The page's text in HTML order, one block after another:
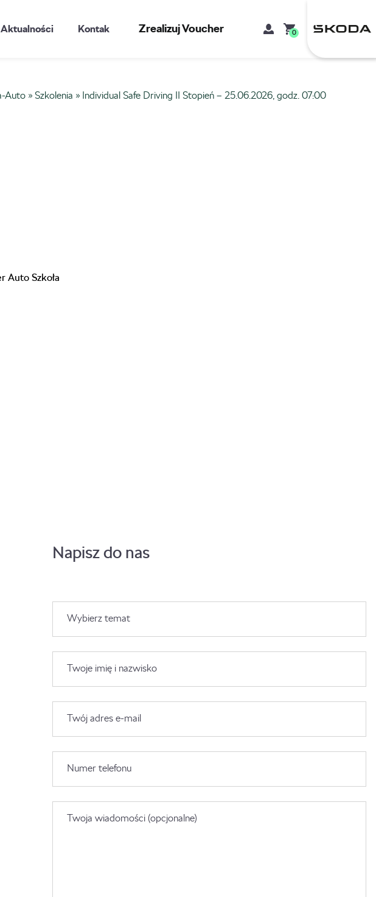
Aktualności Kontakt Zrealizuj Voucher 0
Auto »Szkolenia » Individual Safe Driving II Stopień – 25.06.2026, godz. 07:00
Napisz do nas
Wybierz temat
Twoje imię i nazwisko
Twój adres e-mail
Numer telefonu
Twoja wiadomości (opcjonalne)